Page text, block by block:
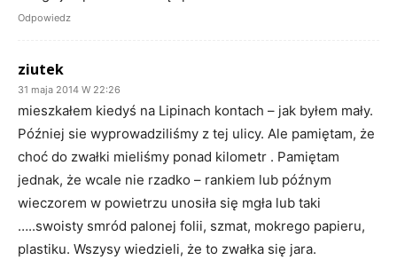
Odpowiedz
ziutek
31 maja 2014 W 22:26
mieszkałem kiedyś na Lipinach kontach – jak byłem mały.
Później sie wyprowadziliśmy z tej ulicy. Ale pamiętam, że
choć do zwałki mieliśmy ponad kilometr . Pamiętam
jednak, że wcale nie rzadko – rankiem lub późnym
wieczorem w powietrzu unosiła się mgła lub taki
…..swoisty smród palonej folii, szmat, mokrego papieru,
plastiku. Wszysy wiedzieli, że to zwałka się jara.